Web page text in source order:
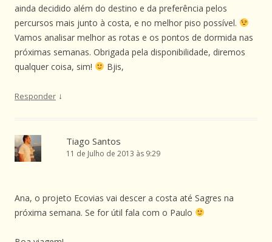
ainda decidido além do destino e da preferência pelos
percursos mais junto à costa, e no melhor piso possível.
Vamos analisar melhor as rotas e os pontos de dormida nas
próximas semanas. Obrigada pela disponibilidade, diremos
qualquer coisa, sim!
Bjis,
Responder ↓
Tiago Santos
11 de Julho de 2013 às 9:29
Ana, o projeto Ecovias vai descer a costa até Sagres na
próxima semana. Se for útil fala com o Paulo